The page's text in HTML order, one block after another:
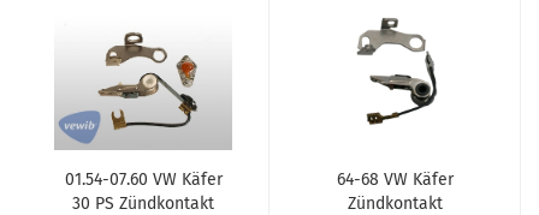
01.54-07.60 VW Käfer
30 PS Zündkontakt
64-68 VW Käfer
Zündkontakt